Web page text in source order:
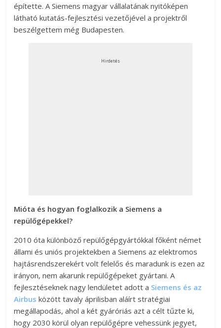
építette. A Siemens magyar vállalatának nyitóképen
látható kutatás-fejlesztési vezetőjével a projektről
beszélgettem még Budapesten.
Hirdetés
Mióta és hogyan foglalkozik a Siemens a
repülőgépekkel?
2010 óta különböző repülőgépgyártókkal főként német
állami és uniós projektekben a Siemens az elektromos
hajtásrendszerekért volt felelős és maradunk is ezen az
irányon, nem akarunk repülőgépeket gyártani. A
fejlesztéseknek nagy lendületet adott a Siemens és az
Airbus között tavaly áprilisban aláírt stratégiai
megállapodás, ahol a két gyáróriás azt a célt tűzte ki,
hogy 2030 körül olyan repülőgépre vehessünk jegyet,